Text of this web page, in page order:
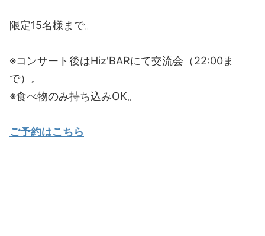
限定15名様まで。
※コンサート後はHiz'BARにて交流会（22:00ま
で）。
※食べ物のみ持ち込みOK。
ご予約はこちら